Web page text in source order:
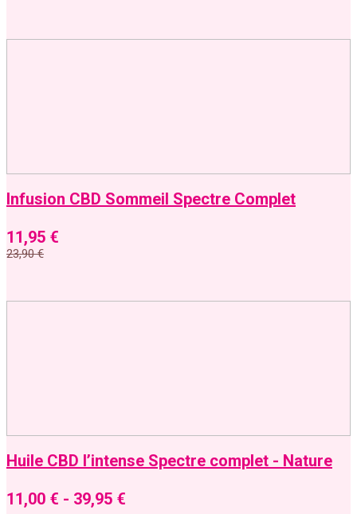
Infusion CBD Sommeil Spectre Complet
11,95 €
23,90€
Huile CBD l’intense Spectre complet - Nature
11,00 € - 39,95 €